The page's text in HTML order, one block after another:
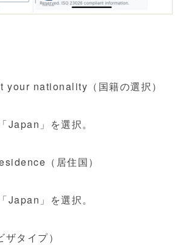
your nationality（国籍の選択）
Japan」を選択。
（居住国）
Japan」を選択。
タイプ）